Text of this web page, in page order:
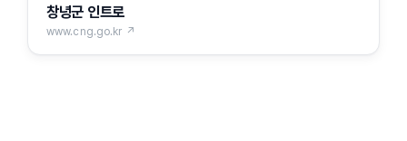
창녕군 인트로
www.cng.go.kr ↗